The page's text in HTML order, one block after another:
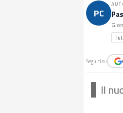
PC
Seguici su
Il